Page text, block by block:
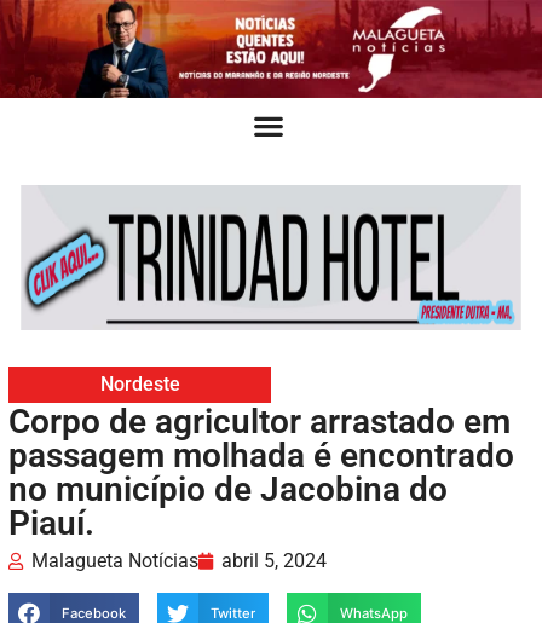
Nordeste
Corpo de agricultor arrastado em
passagem molhada é encontrado
no município de Jacobina do
Piauí.
Malagueta Notícias abril 5, 2024
Facebook Twitter WhatsApp